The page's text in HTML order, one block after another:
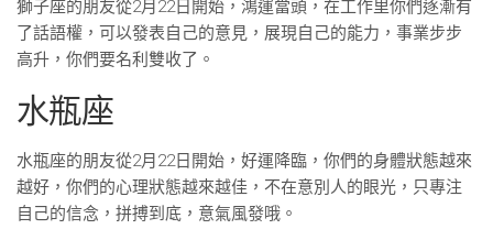
獅子座的朋友從2月22日開始，鴻運當頭，在工作里你們逐漸有
了話語權，可以發表自己的意見，展現自己的能力，事業步步
高升，你們要名利雙收了。
水瓶座
水瓶座的朋友從2月22日開始，好運降臨，你們的身體狀態越來
越好，你們的心理狀態越來越佳，不在意別人的眼光，只專注
自己的信念，拼搏到底，意氣風發哦。